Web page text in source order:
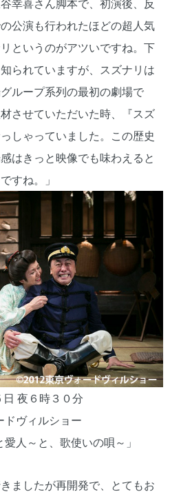
幸喜さん脚本で、初演後、反
公演も行われたほどの超人気
というのがアツいですね。下
られていますが、スズナリは
ループ系列の最初の劇場で
させていただいた時、『スズ
しゃっていました。この歴史
はきっと映像でも味わえると
すね。」
日 夜６時３０分
ドヴィルショー
愛人～と、歌使いの唄～」
ましたが再開発で、とてもお